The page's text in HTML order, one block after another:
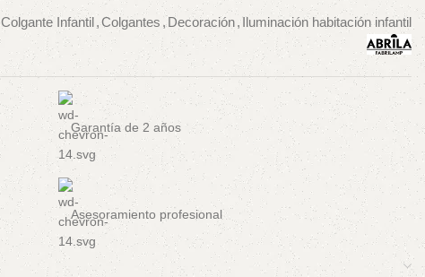
Colgante Infantil,Colgantes , Decoración, Iluminación habitación infantil
Garantía de 2 años
Asesoramiento profesional